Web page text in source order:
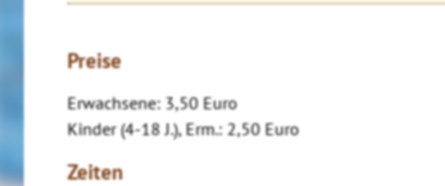
Preise
Erwachsene: 3,50 Euro
Kinder (4-18 J.), Erm.: 2,50 Euro
Zeiten